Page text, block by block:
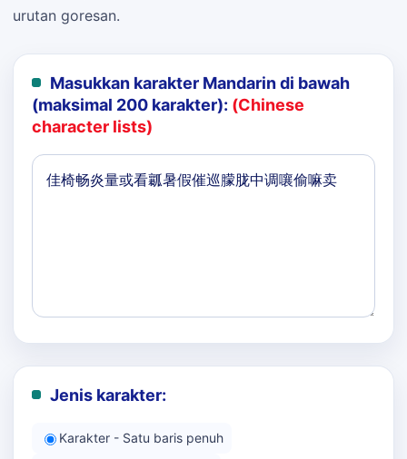
urutan goresan.
Masukkan karakter Mandarin di bawah
(maksimal 200 karakter): (Chinese
character lists)
Jenis karakter:
Karakter - Satu baris penuh